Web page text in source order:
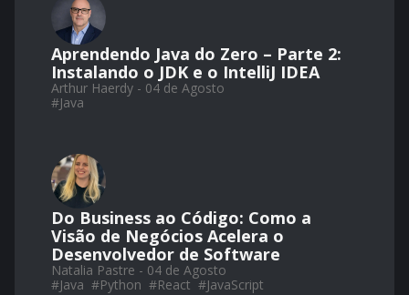
Aprendendo Java do Zero – Parte 2:
Instalando o JDK e o IntelliJ IDEA
Arthur Haerdy - 04 de Agosto
#Java
Do Business ao Código: Como a
Visão de Negócios Acelera o
Desenvolvedor de Software
Natalia Pastre - 04 de Agosto
#Java #Python #React #JavaScript